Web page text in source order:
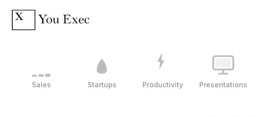
Sales Startups Productivity Presentations